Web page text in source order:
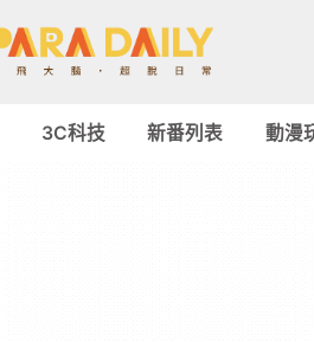
3C科技 新番列表 動漫